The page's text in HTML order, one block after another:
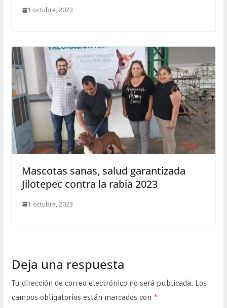
1 octubre, 2023
Mascotas sanas, salud garantizada
Jilotepec contra la rabia 2023
1 octubre, 2023
Deja una respuesta
Tu dirección de correo electrónico no será publicada. Los
campos obligatorios están marcados con *